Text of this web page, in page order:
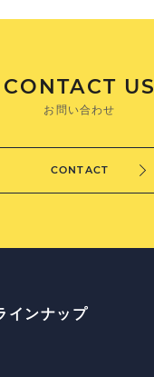
CONTACT US
お問い合わせ
CONTACT
インナップ